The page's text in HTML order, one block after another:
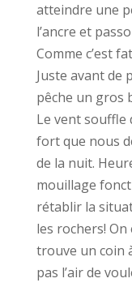
atteindre une
l’ancre et
Comme c’est
Juste avant de
pêche un gros
Le vent
fort que nous
de la nuit.
mouillage
rétablir la
les rochers! On
trouve un coin
pas l’air de